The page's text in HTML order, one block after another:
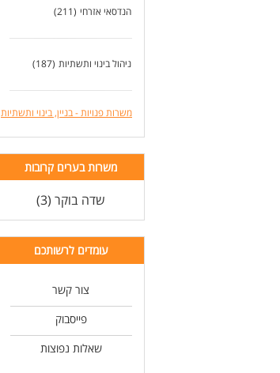
הנדסאי אזרחי (211)
ניהול בינוי ותשתיות (187)
משרות פנויות - בניין, בינוי ותשתיות
משרות בערים קרובות
שדה בוקר (3)
עומדים לרשותכם
צור קשר
פייסבוק
שאלות נפוצות